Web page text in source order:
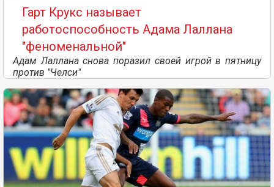
Гарт Крукс называет
работоспособность Адама Лаллана
"феноменальной"
Адам Лаллана снова поразил своей игрой в пятницу
против "Челси"